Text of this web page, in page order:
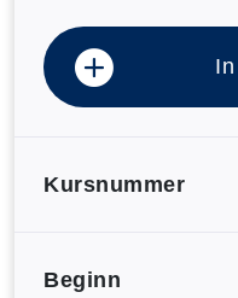
Kursnummer
Beginn